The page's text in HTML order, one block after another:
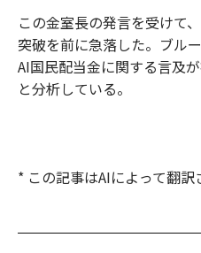
この金室長の発言を受けて
突破を前に急落した。ブル
AI国民配当金に関する言及
と分析している。
* この記事はAIによって翻訳